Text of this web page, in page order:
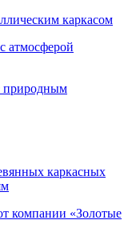
каркасом
атмосферой
природным
каркасных
компании «Золотые